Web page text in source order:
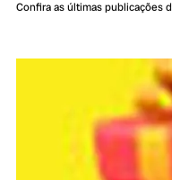
Confira as últimas publicações